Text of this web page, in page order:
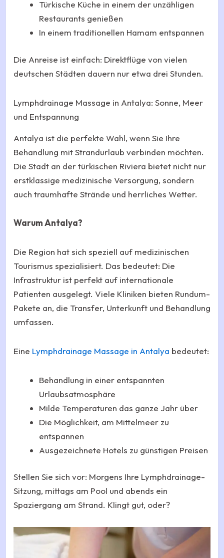
Türkische Küche in einem der unzähligen
Restaurants genießen
In einem traditionellen Hamam entspannen
Die Anreise ist einfach: Direktflüge von vielen
deutschen Städten dauern nur etwa drei Stunden.
Lymphdrainage Massage in Antalya: Sonne, Meer
und Entspannung
Antalya ist die perfekte Wahl, wenn Sie Ihre
Behandlung mit Strandurlaub verbinden möchten.
Die Stadt an der türkischen Riviera bietet nicht nur
erstklassige medizinische Versorgung, sondern
auch traumhafte Strände und herrliches Wetter.
Warum Antalya?
Die Region hat sich speziell auf medizinischen
Tourismus spezialisiert. Das bedeutet: Die
Infrastruktur ist perfekt auf internationale
Patienten ausgelegt. Viele Kliniken bieten Rundum-
Pakete an, die Transfer, Unterkunft und Behandlung
umfassen.
Eine Lymphdrainage Massage in Antalya bedeutet:
Behandlung in einer entspannten
Urlaubsatmosphäre
Milde Temperaturen das ganze Jahr über
Die Möglichkeit, am Mittelmeer zu
entspannen
Ausgezeichnete Hotels zu günstigen Preisen
Stellen Sie sich vor: Morgens Ihre Lymphdrainage-
Sitzung, mittags am Pool und abends ein
Spaziergang am Strand. Klingt gut, oder?